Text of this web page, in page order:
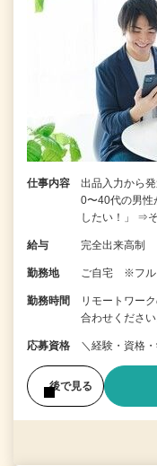
仕事内容
出品入力から
0〜40代の男性
したい！」 ⇒
給与 完全出来高制
勤務地 ご自宅 ※フル
勤務時間
リモートワー
合わせくださ
応募資格 ＼経験・資格
後で見る